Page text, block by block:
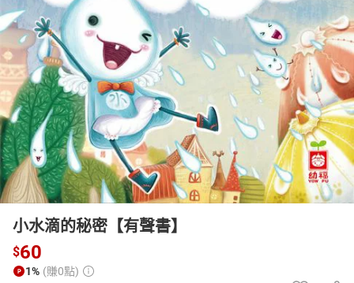
女裝 男裝 化妝保養 情趣用品
日本購物 電子/紙本書
HOT
小水滴的秘密【有聲書】
$60
1% (賺0點)